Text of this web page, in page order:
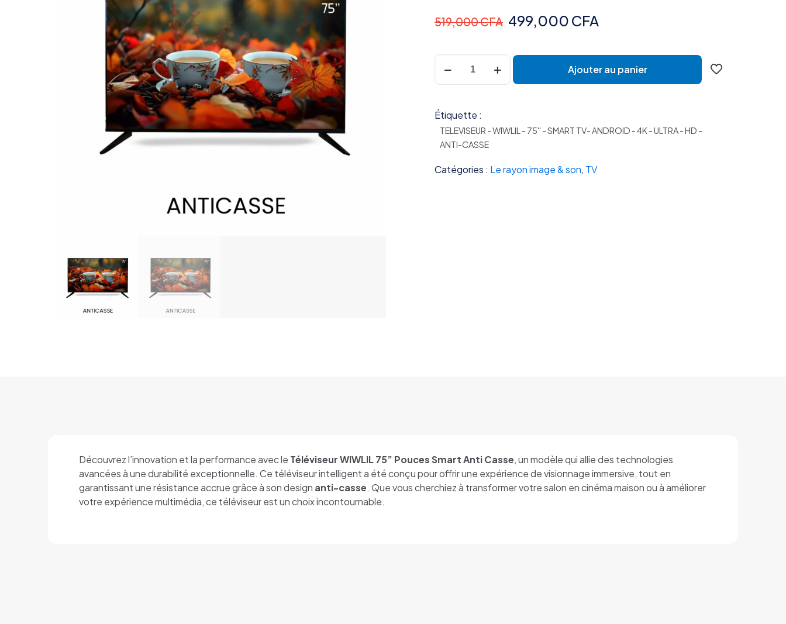
519,000CFA Le
initial
était :
499,000 CFA
actuel
est :
quantité
de
TELEVISEUR
75''
SMART
ANDROID
ULTRA
Ajouter au panier
Étiquette :
TELEVISEUR - WIWLIL - 75'' - SMART TV- ANDROID - 4K - ULTRA - HD -
ANTI-CASSE
Catégories : Le rayon image & son, TV
Découvrez l’innovation et la performance avec le Téléviseur WIWLIL 75” Pouces Smart Anti Casse, un modèle qui allie des technologies
avancées à une durabilité exceptionnelle. Ce téléviseur intelligent a été conçu pour offrir une expérience de visionnage immersive, tout en
garantissant une résistance accrue grâce à son design anti-casse. Que vous cherchiez à transformer votre salon en cinéma maison ou à améliorer
votre expérience multimédia, ce téléviseur est un choix incontournable.